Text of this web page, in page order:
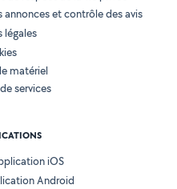
et contrôle des avis
légales
matériel
services
iOS
Android